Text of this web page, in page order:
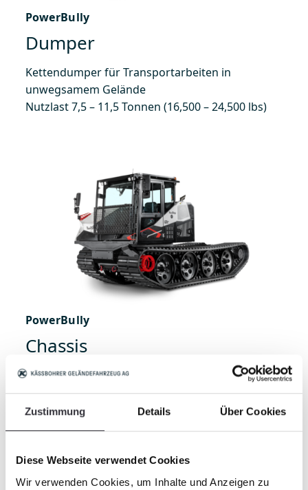
Zustimmung Details Über Cookies
Diese Webseite verwendet Cookies
Wir verwenden Cookies, um Inhalte und Anzeigen zu
PowerBully
Dumper
Kettendumper für Transportarbeiten in
unwegsamem Gelände
Nutzlast 7,5 – 11,5 Tonnen (16,500 – 24,500 lbs)
PowerBully
Chassis
Geräteträger für den Aufbau verschiedenster
Arbeitsgeräte
Nutzlast 9,0 – 16,6 Tonnen (19,900 – 36,600 lbs)